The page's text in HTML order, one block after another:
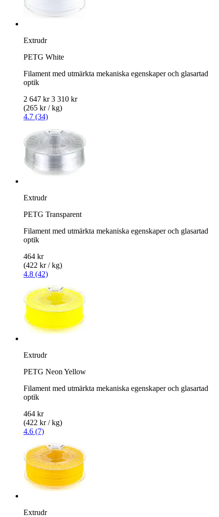
Extrudr
PETG White
Filament med utmärkta mekaniska egenskaper och glasartad
optik
2 647 kr 3 310 kr
(265 kr / kg)
4.7 (34)
Extrudr
PETG Transparent
Filament med utmärkta mekaniska egenskaper och glasartad
optik
464 kr
(422 kr / kg)
4.8 (42)
Extrudr
PETG Neon Yellow
Filament med utmärkta mekaniska egenskaper och glasartad
optik
464 kr
(422 kr / kg)
4.6 (7)
Extrudr